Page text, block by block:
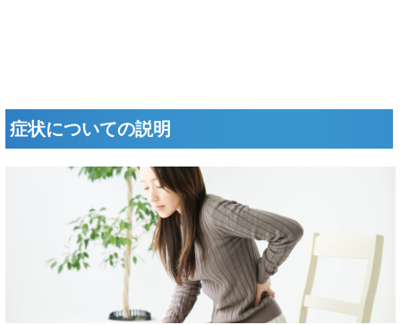
症状についての説明